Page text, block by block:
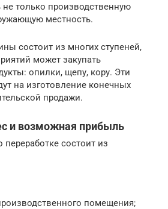
только производственную
местность.
состоит из многих ступеней,
может закупать
опилки, щепу, кору. Эти
на изготовление конечных
продажи.
и возможная прибыль
состоит из
помещения;